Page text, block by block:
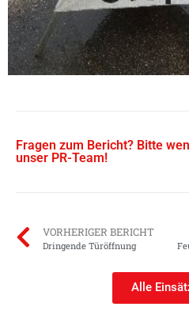
Fragen zum Bericht? Bitte
unser PR-Team!
VORHERIGER BERICHT
Dringende Türöffnung
Alle